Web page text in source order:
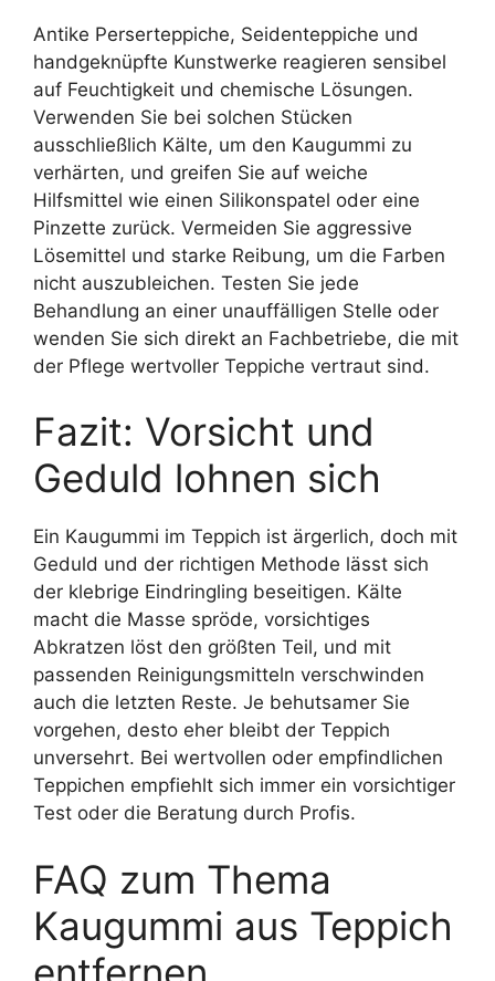
Antike Perserteppiche, Seidenteppiche und
handgeknüpfte Kunstwerke reagieren sensibel
auf Feuchtigkeit und chemische Lösungen.
Verwenden Sie bei solchen Stücken
ausschließlich Kälte, um den Kaugummi zu
verhärten, und greifen Sie auf weiche
Hilfsmittel wie einen Silikonspatel oder eine
Pinzette zurück. Vermeiden Sie aggressive
Lösemittel und starke Reibung, um die Farben
nicht auszubleichen. Testen Sie jede
Behandlung an einer unauffälligen Stelle oder
wenden Sie sich direkt an Fachbetriebe, die mit
der Pflege wertvoller Teppiche vertraut sind.
Fazit: Vorsicht und
Geduld lohnen sich
Ein Kaugummi im Teppich ist ärgerlich, doch mit
Geduld und der richtigen Methode lässt sich
der klebrige Eindringling beseitigen. Kälte
macht die Masse spröde, vorsichtiges
Abkratzen löst den größten Teil, und mit
passenden Reinigungsmitteln verschwinden
auch die letzten Reste. Je behutsamer Sie
vorgehen, desto eher bleibt der Teppich
unversehrt. Bei wertvollen oder empfindlichen
Teppichen empfiehlt sich immer ein vorsichtiger
Test oder die Beratung durch Profis.
FAQ zum Thema
Kaugummi aus Teppich